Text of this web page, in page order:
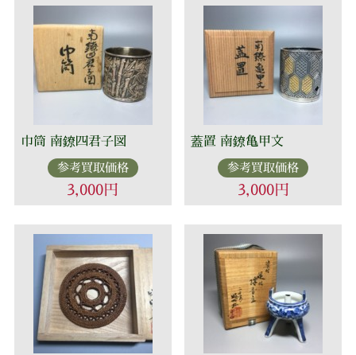
巾筒 南鐐四君子図
参考買取価格
3,000円
蓋置 南鐐亀甲文
参考買取価格
3,000円